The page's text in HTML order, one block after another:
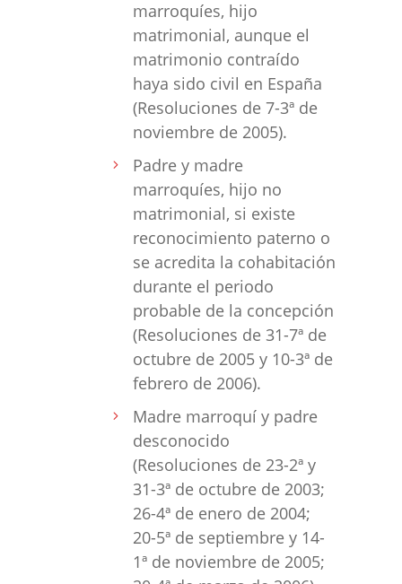
marroquíes, hijo
matrimonial, aunque el
matrimonio contraído
haya sido civil en España
(Resoluciones de 7-3ª de
noviembre de 2005).
Padre y madre
marroquíes, hijo no
matrimonial, si existe
reconocimiento paterno o
se acredita la cohabitación
durante el periodo
probable de la concepción
(Resoluciones de 31-7ª de
octubre de 2005 y 10-3ª de
febrero de 2006).
Madre marroquí y padre
desconocido
(Resoluciones de 23-2ª y
31-3ª de octubre de 2003;
26-4ª de enero de 2004;
20-5ª de septiembre y 14-
1ª de noviembre de 2005;